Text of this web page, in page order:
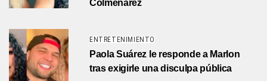
Colmenarez
ENTRETENIMIENTO
Paola Suárez le responde a Marlon
tras exigirle una disculpa pública